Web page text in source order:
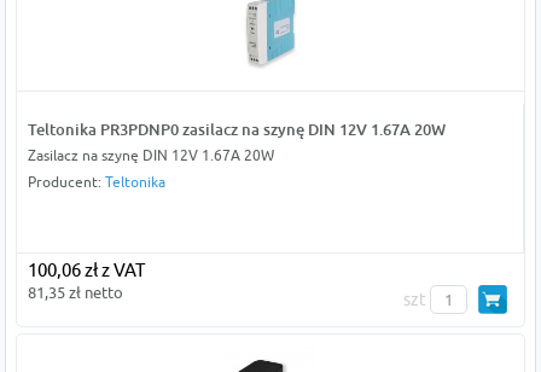
Teltonika PR3PDNP0 zasilacz na szynę DIN 12V 1.67A 20W
Zasilacz na szynę DIN 12V 1.67A 20W
Producent: Teltonika
100,06 zł z VAT
81,35 zł netto szt